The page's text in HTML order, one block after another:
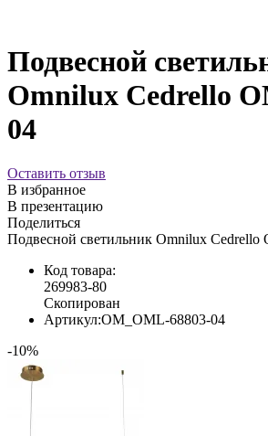
Подвесной
Omnilux Cedrello
04
Оставить отзыв
В избранное
В презентацию
Поделиться
Подвесной светильник Omnilux Cedrello
Код товара:
269983-80
Скопирован
Артикул:OM_OML-68803-04
-10%